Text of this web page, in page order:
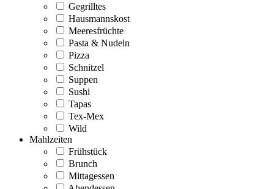
Gegrilltes
Hausmannskost
Meeresfrüchte
Pasta & Nudeln
Pizza
Schnitzel
Suppen
Sushi
Tapas
Tex-Mex
Wild
Mahlzeiten
Frühstück
Brunch
Mittagessen